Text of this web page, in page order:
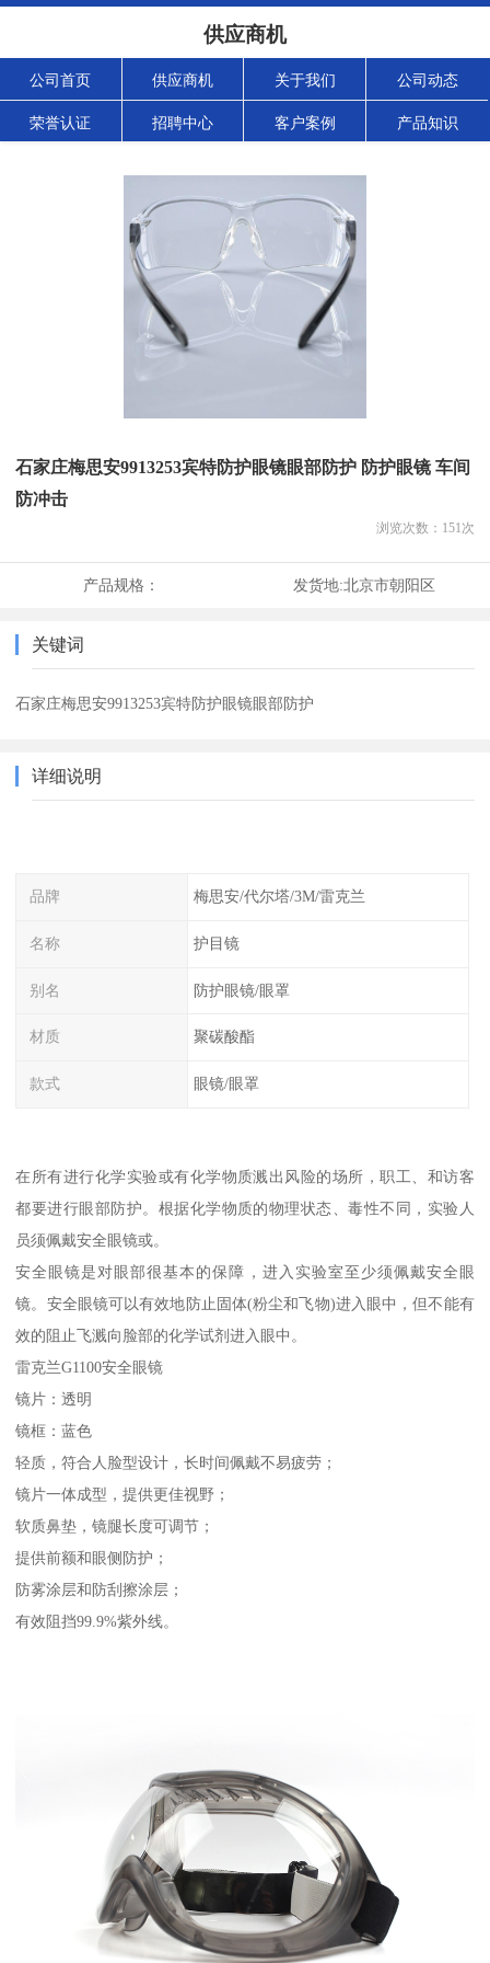
供应商机
公司首页 供应商机 关于我们 公司动态
荣誉认证 招聘中心 客户案例 产品知识
石家庄梅思安9913253宾特防护眼镜眼部防护 防护眼镜 车间
防冲击
浏览次数： 151次
产品规格： 发货地:北京市朝阳区
关键词
石家庄梅思安9913253宾特防护眼镜眼部防护
详细说明
品牌 梅思安/代尔塔/3M/雷克兰
名称 护目镜
别名 防护眼镜/眼罩
材质 聚碳酸酯
款式 眼镜/眼罩
在所有进行化学实验或有化学物质溅出风险的场所，职工、和访客
都要进行眼部防护。根据化学物质的物理状态、毒性不同，实验人
员须佩戴安全眼镜或。
安全眼镜是对眼部很基本的保障，进入实验室至少须佩戴安全眼
镜。安全眼镜可以有效地防止固体(粉尘和飞物)进入眼中，但不能有
效的阻止飞溅向脸部的化学试剂进入眼中。
雷克兰G1100安全眼镜
镜片：透明
镜框：蓝色
轻质，符合人脸型设计，长时间佩戴不易疲劳；
镜片一体成型，提供更佳视野；
软质鼻垫，镜腿长度可调节；
提供前额和眼侧防护；
防雾涂层和防刮擦涂层；
有效阻挡99.9%紫外线。